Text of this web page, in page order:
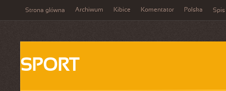
Strona główna Archiwum Kibice Komentator Polska Spis
SPORT